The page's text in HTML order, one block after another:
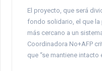
El proyecto, que será
fondo solidario, el que la
más cercano a un
Coordinadora No+AFP
que “se mantiene intacto